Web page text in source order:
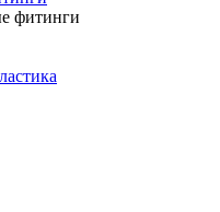
фитинги